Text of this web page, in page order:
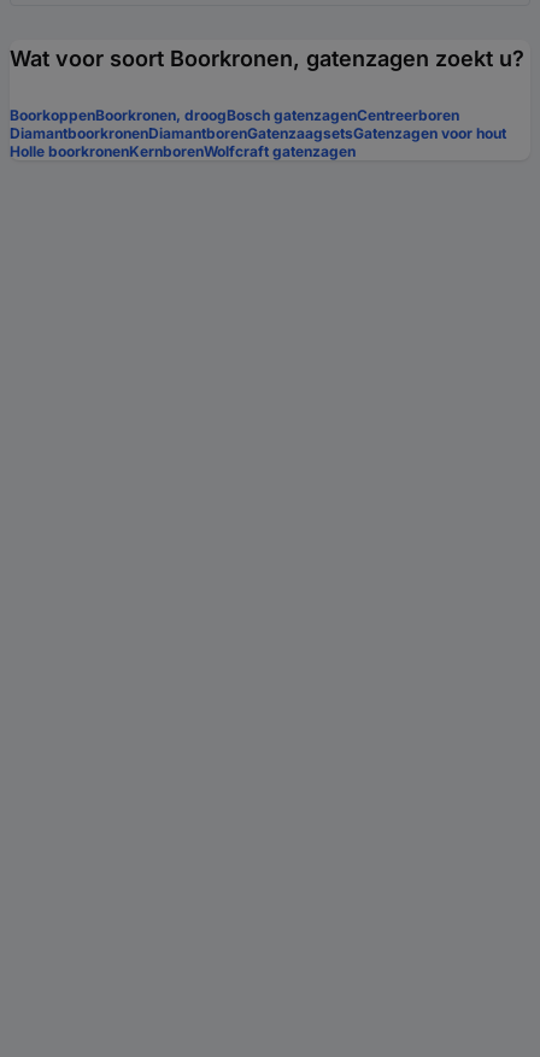
Wat voor soort Boorkronen, gatenzagen zoekt u?
BoorkoppenBoorkronen, droogBosch gatenzagenCentreerboren
DiamantboorkronenDiamantborenGatenzaagsetsGatenzagen voor hout
Holle boorkronenKernborenWolfcraft gatenzagen